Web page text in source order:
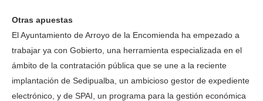
Otras apuestas
El Ayuntamiento de Arroyo de la Encomienda ha empezado a
trabajar ya con Gobierto, una herramienta especializada en el
ámbito de la contratación pública que se une a la reciente
implantación de Sedipualba, un ambicioso gestor de expediente
electrónico, y de SPAI, un programa para la gestión económica